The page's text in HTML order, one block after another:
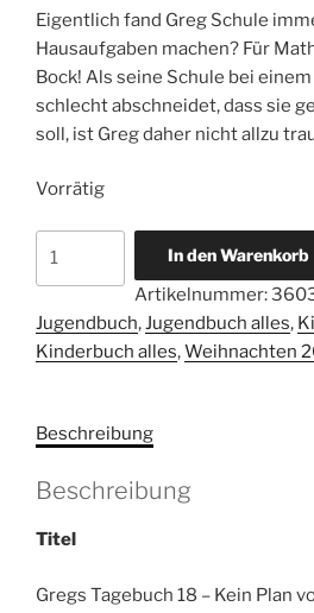
Eigentlich fand Greg Schule
Hausaufgaben machen? Für
Bock! Als seine Schule bei
schlecht abschneidet, dass sie
soll, ist Greg daher nicht allzu
Vorrätig
–
Kein
nix
In den Warenkorb
Artikelnummer:
Jugendbuch, Jugendbuch alles,
Kinderbuch alles,Weihnachten
Beschreibung
Beschreibung
Titel
Gregs Tagebuch 18 – Kein Plan